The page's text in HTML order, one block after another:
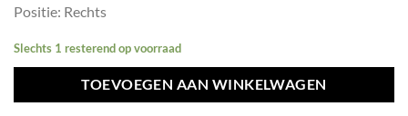
Positie: Rechts
Slechts 1 resterend op voorraad
TOEVOEGEN AAN WINKELWAGEN